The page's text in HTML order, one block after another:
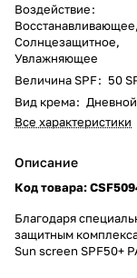
Воздействие:
Солнцезащитное,
Увлажняющее
Величина SPF: 50
Вид крема:
Все характеристики
Описание
Код товара:
Благодаря
защитным
Sun screen SPF50+